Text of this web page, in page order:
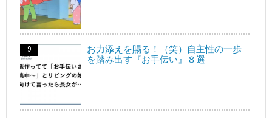
お力添えを賜る！（笑）自主性の一歩
を踏み出す『お手伝い』８選